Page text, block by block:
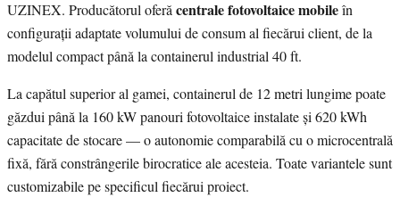
UZINEX. Producătorul oferă centrale fotovoltaice mobileîn
configurații adaptate volumului de consum al fiecărui client, de la
modelul compact până la containerul industrial 40 ft.
La capătul superior al gamei, containerul de 12 metri lungime poate
găzdui până la 160 kW panouri fotovoltaice instalate și 620 kWh
capacitate de stocare — o autonomie comparabilă cu o microcentrală
fixă, fără constrângerile birocratice ale acesteia. Toate variantele sunt
customizabile pe specificul fiecărui proiect.